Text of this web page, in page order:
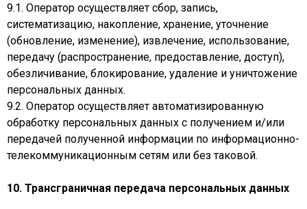
9.1. Оператор осуществляет сбор, запись,
систематизацию, накопление, хранение, уточнение
(обновление, изменение), извлечение, использование,
передачу (распространение, предоставление, доступ),
обезличивание, блокирование, удаление и уничтожение
персональных данных.
9.2. Оператор осуществляет автоматизированную
обработку персональных данных с получением и/или
передачей полученной информации по информационно-
телекоммуникационным сетям или без таковой.
10. Трансграничная передача персональных данных